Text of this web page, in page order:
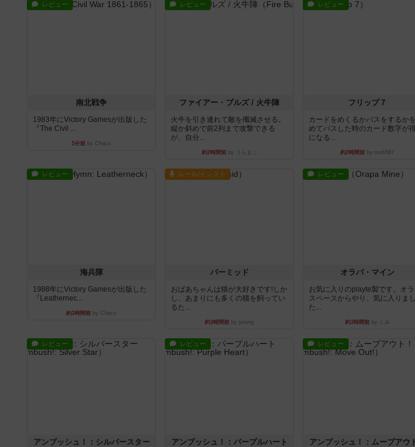
レビュー
南北戦争
1983年にVictory Gamesが出版した
『The Civil ...
5分前 by Chaco
レビュー
ファイアー・ブルズ / 火牛陣
火牛を引き連れて敵を殲滅させる。
縦か斜めで前2列まで攻撃できる
が、自分...
約2時間前by うらまこ
レビュー
フリップ７
カードをめくるかパスをするか
めてパスした時のカード数字が
になる...
約2時間前 by mob567
レビュー
海兵隊
1988年にVictory Gamesが出版した
『Leathernec...
約3時間前 by Chaco
ルール/インスト
パーミッド
おばあちゃんは猫が大好きです!しか
し、あまりにも多くの猫を飼ってい
るた...
約3時間前 by jurong
レビュー
オラパ・マイン
お気に入りのplayte製です。オ
スペースからやり、気に入りまし
た...
約3時間前by くみ
レビュー
アンブッシュ！：シルバースター
レビュー
アンブッシュ！：パープルハート
レビュー
アンブッシュ！：ムーブアウ